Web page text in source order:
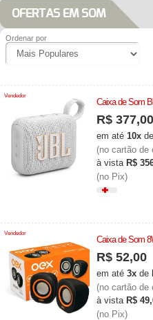
OFERTAS EM SOM
Ordenar por
Vendedor
Caixa de Som
R$ 377,00
em até 10x de
(no cartão de
à vista R$
(no Pix)
Vendedor
Caixa de Som
R$ 52,00
em até 3x de
(no cartão de
à vista R$
(no Pix)